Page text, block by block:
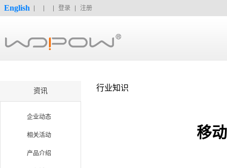
English 登录 注册
资讯
企业动态
相关活动
产品介绍
行业知识
移